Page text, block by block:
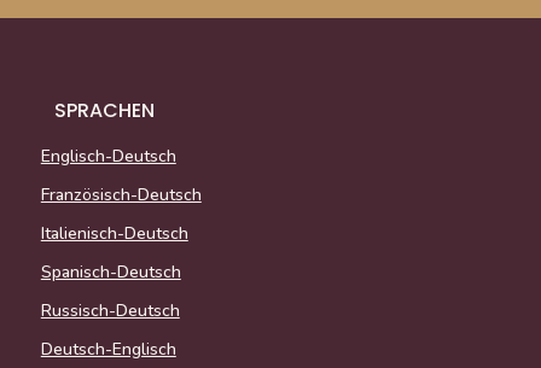
SPRACHEN
Englisch-Deutsch
Französisch-Deutsch
Italienisch-Deutsch
Spanisch-Deutsch
Russisch-Deutsch
Deutsch-Englisch